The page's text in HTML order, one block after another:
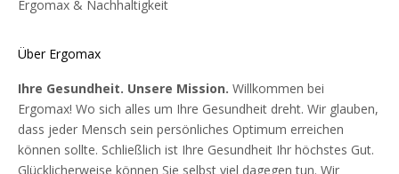
die durch physiologische und umweltbedingte Faktoren
verursacht werden.
Oxidativer Stress und Hautalterung
Die intrinsische Hautalterung spiegelt die natürlichen
Veränderungen der Haut mit zunehmendem Alter wider. Die
Ergomax & Nachhaltigkeit
Über Ergomax
Ihre Gesundheit. Unsere Mission. Willkommen bei
Ergomax! Wo sich alles um Ihre Gesundheit dreht. Wir glauben,
dass jeder Mensch sein persönliches Optimum erreichen
können sollte. Schließlich ist Ihre Gesundheit Ihr höchstes Gut.
Glücklicherweise können Sie selbst viel dagegen tun. Wir